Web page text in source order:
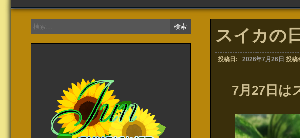
スイカの日
投稿日: 2026年7月26日 投稿
7月27日は
検
索: